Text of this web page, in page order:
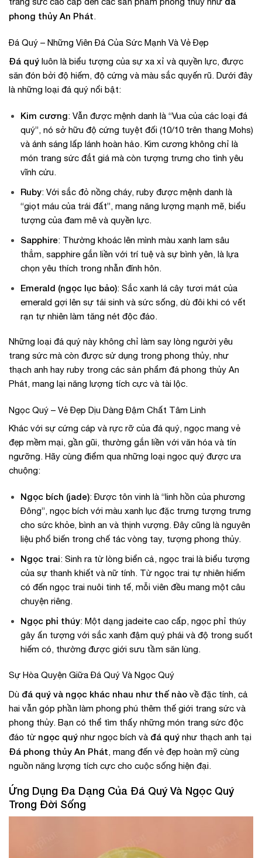
phong thủy An Phát.
Đá Quý – Những Viên Đá Của Sức Mạnh Và Vẻ Đẹp
Đá quý luôn là biểu tượng của sự xa xỉ và quyền lực, được
săn đón bởi độ hiếm, độ cứng và màu sắc quyến rũ. Dưới đây
là những loại đá quý nổi bật:
Kim cương: Vẫn được mệnh danh là “Vua của các loại đá
quý”, nó sở hữu độ cứng tuyệt đối (10/10 trên thang Mohs)
và ánh sáng lấp lánh hoàn hảo. Kim cương không chỉ là
món trang sức đắt giá mà còn tượng trưng cho tình yêu
vĩnh cửu.
Ruby: Với sắc đỏ nồng cháy, ruby được mệnh danh là
“giọt máu của trái đất”, mang năng lượng mạnh mẽ, biểu
tượng của đam mê và quyền lực.
Sapphire: Thường khoác lên mình màu xanh lam sâu
thẳm, sapphire gắn liền với trí tuệ và sự bình yên, là lựa
chọn yêu thích trong nhẫn đính hôn.
Emerald (ngọc lục bảo): Sắc xanh lá cây tươi mát của
emerald gợi lên sự tái sinh và sức sống, dù đôi khi có vết
rạn tự nhiên làm tăng nét độc đáo.
Những loại đá quý này không chỉ làm say lòng người yêu
trang sức mà còn được sử dụng trong phong thủy, như
thạch anh hay ruby trong các sản phẩm đá phong thủy An
Phát, mang lại năng lượng tích cực và tài lộc.
Ngọc Quý – Vẻ Đẹp Dịu Dàng Đậm Chất Tâm Linh
Khác với sự cứng cáp và rực rỡ của đá quý, ngọc mang vẻ
đẹp mềm mại, gần gũi, thường gắn liền với văn hóa và tín
ngưỡng. Hãy cùng điểm qua những loại ngọc quý được ưa
chuộng:
Ngọc bích (jade): Được tôn vinh là “linh hồn của phương
Đông”, ngọc bích với màu xanh lục đặc trưng tượng trưng
cho sức khỏe, bình an và thịnh vượng. Đây cũng là nguyên
liệu phổ biến trong chế tác vòng tay, tượng phong thủy.
Ngọc trai: Sinh ra từ lòng biển cả, ngọc trai là biểu tượng
của sự thanh khiết và nữ tính. Từ ngọc trai tự nhiên hiếm
có đến ngọc trai nuôi tinh tế, mỗi viên đều mang một câu
chuyện riêng.
Ngọc phỉ thúy: Một dạng jadeite cao cấp, ngọc phỉ thúy
gây ấn tượng với sắc xanh đậm quý phái và độ trong suốt
hiếm có, thường được giới sưu tầm săn lùng.
Sự Hòa Quyện Giữa Đá Quý Và Ngọc Quý
Dù đá quý và ngọc khác nhau như thế nào về đặc tính, cả
hai vẫn góp phần làm phong phú thêm thế giới trang sức và
phong thủy. Bạn có thể tìm thấy những món trang sức độc
đáo từ ngọc quý như ngọc bích và đá quý như thạch anh tại
Đá phong thủy An Phát, mang đến vẻ đẹp hoàn mỹ cùng
nguồn năng lượng tích cực cho cuộc sống hiện đại.
Ứng Dụng Đa Dạng Của Đá Quý Và Ngọc Quý
Trong Đời Sống